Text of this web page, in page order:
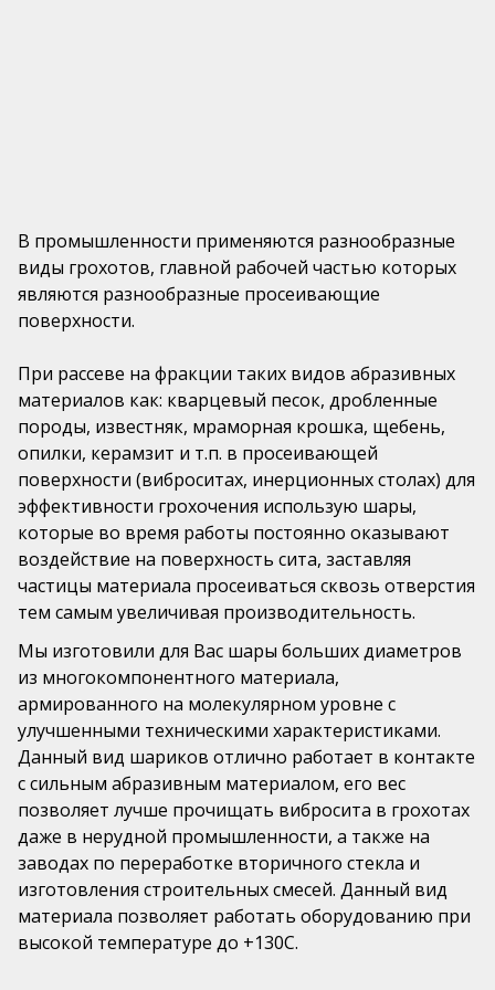
В промышленности применяются разнообразные
виды грохотов, главной рабочей частью которых
являются разнообразные просеивающие
поверхности.
При рассеве на фракции таких видов абразивных
материалов как: кварцевый песок, дробленные
породы, известняк, мраморная крошка, щебень,
опилки, керамзит и т.п. в просеивающей
поверхности (виброситах, инерционных столах) для
эффективности грохочения использую шары,
которые во время работы постоянно оказывают
воздействие на поверхность сита, заставляя
частицы материала просеиваться сквозь отверстия
тем самым увеличивая производительность.
Мы изготовили для Вас шары больших диаметров
из многокомпонентного материала,
армированного на молекулярном уровне с
улучшенными техническими характеристиками.
Данный вид шариков отлично работает в контакте
с сильным абразивным материалом, его вес
позволяет лучше прочищать вибросита в грохотах
даже в нерудной промышленности, а также на
заводах по переработке вторичного стекла и
изготовления строительных смесей. Данный вид
материала позволяет работать оборудованию при
высокой температуре до +130С.